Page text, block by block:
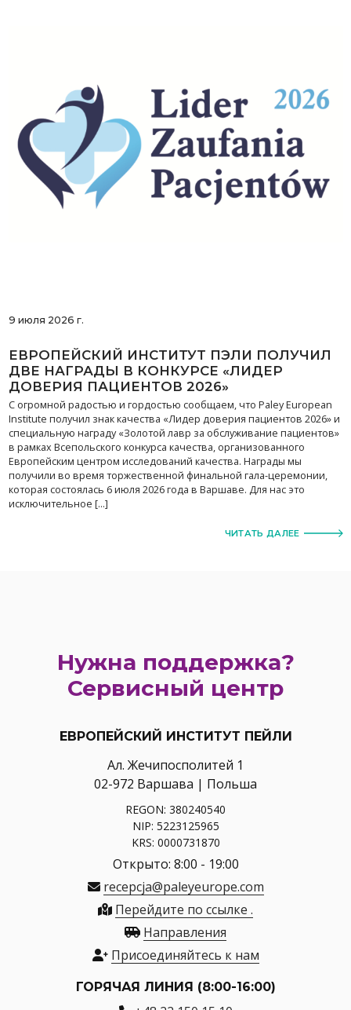
9 июля 2026 г.
ЕВРОПЕЙСКИЙ ИНСТИТУТ ПЭЛИ ПОЛУЧИЛ
ДВЕ НАГРАДЫ В КОНКУРСЕ «ЛИДЕР
ДОВЕРИЯ ПАЦИЕНТОВ 2026»
С огромной радостью и гордостью сообщаем, что Paley European
Institute получил знак качества «Лидер доверия пациентов 2026» и
специальную награду «Золотой лавр за обслуживание пациентов»
в рамках Всепольского конкурса качества, организованного
Европейским центром исследований качества. Награды мы
получили во время торжественной финальной гала-церемонии,
которая состоялась 6 июля 2026 года в Варшаве. Для нас это
исключительное […]
ЧИТАТЬ ДАЛЕЕ
Нужна поддержка?
Сервисный центр
ЕВРОПЕЙСКИЙ ИНСТИТУТ ПЕЙЛИ
Ал. Жечипосполитей 1
02-972 Варшава | Польша
REGON: 380240540
NIP: 5223125965
KRS: 0000731870
Открыто: 8:00 - 19:00
recepcja@paleyeurope.com
Перейдите по ссылке .
Направления
Присоединяйтесь к нам
ГОРЯЧАЯ ЛИНИЯ (8:00-16:00)